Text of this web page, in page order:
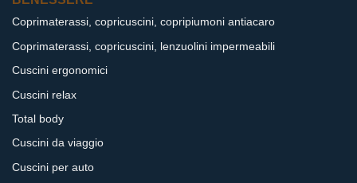
Coprimaterassi, copricuscini, copripiumoni antiacaro
Coprimaterassi, copricuscini, lenzuolini impermeabili
Cuscini ergonomici
Cuscini relax
Total body
Cuscini da viaggio
Cuscini per auto